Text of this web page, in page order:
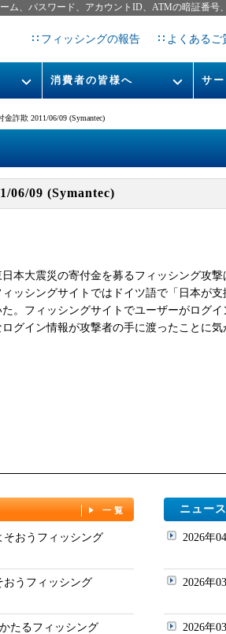
ム、パスワード、アカウントID、ATMの暗証番
フィッシングの報告 よくある
消費者の皆様へ
フィッシングとは
マンガでわかるフィッシング詐
サ
詐欺 2011/06/09 (Symantec)
06/09 (Symantec)
本大震災の寄付金を募るフィッシング攻
ッシングサイトではドイツ語で「日本が
。フィッシングサイトでユーザーがログ
グイン情報が攻撃者の手に渡ったことに気
一覧
そおうフィッシング
おうフィッシング
たるフィッシング
ニュー
2026年
2026年
2026年